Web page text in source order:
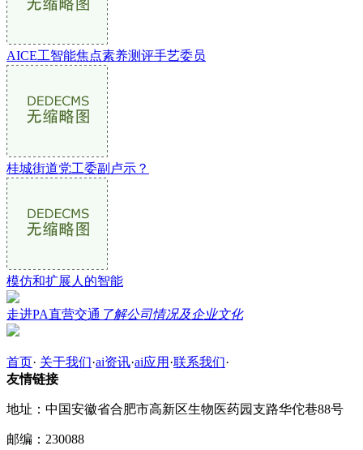
AICE工智能焦点素养测评手艺委员
桂城街道党工委副卢示？
模仿和扩展人的智能
走进PA直营交通 了解公司情况及企业文化
首页· 关于我们·ai资讯·ai应用 ·联系我们·
友情链接
地址：中国安徽省合肥市高新区生物医药园支路华佗巷88号
邮编：230088